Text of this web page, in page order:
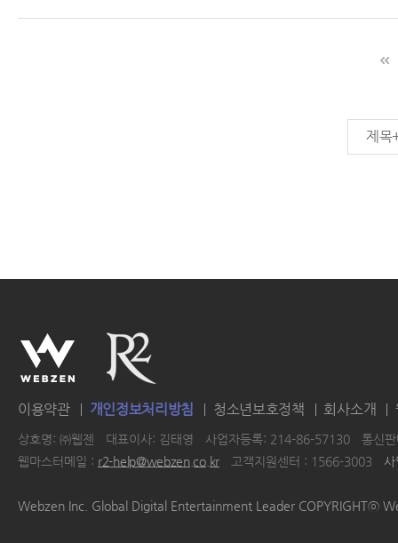
제목
이용약관 개인정보처리방침 청소년보호정책 회사소개
상호명: ㈜웹젠 대표이사: 김태영 사업자등록: 214-86-57130
통신
웹마스터메일 : r2-help@webzen.co.kr 고객지원센터 : 1566-3003
Webzen Inc. Global Digital Entertainment Leader COPYRIGHTⓒ